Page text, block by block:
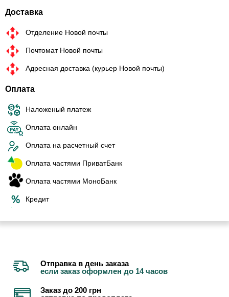
Доставка
Отделение Новой почты
Почтомат Новой почты
Адресная доставка (курьер Новой почты)
Оплата
Наложеный платеж
Оплата онлайн
Оплата на расчетный счет
Оплата частями ПриватБанк
Оплата частями МоноБанк
Кредит
Отправка в день заказа
если заказ оформлен до 14 часов
Заказ до 200 грн